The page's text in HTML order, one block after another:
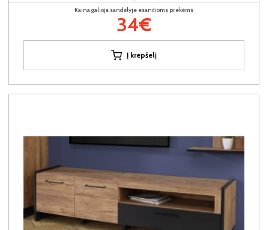
Kaina galioja sandėlyje esančioms prekėms
34€
Į krepšelį